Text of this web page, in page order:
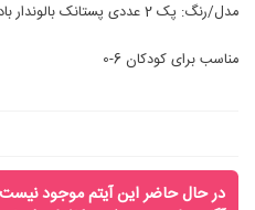
مدل/رنگ: پک 2 عددی پستانک بالوندار بادامی/نارنجی آبی
مناسب برای کودکان 6-0
در حال حاضر این آیتم موجود